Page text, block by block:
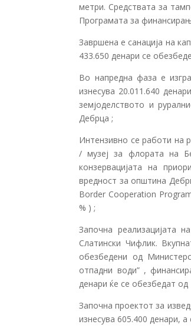
метри. Средствата за
Програмата за
Завршена е санација на
433.650 денари се
Во напредна фаза е
изнесува 20.011.640
земјоделството и
Дебрца ;
Интензивно се работи на
/ музеј за флората на
конзервацијата на
вредност за општина
Border Cooperation
% ) ;
Започна реализацијата
Слатински Чифлик.
обезбедени од
отпадни води” ,
денари ќе се обезбедат
Започна проектот за
изнесува 605.400 денари,